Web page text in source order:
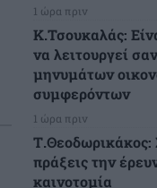
1 ώρα πριν
Κ.Τσουκαλάς:
να λειτουργεί
μηνυμάτων
συμφερόντων
1 ώρα πριν
Τ.Θεοδωρικάκος:
πράξεις την
καινοτομία